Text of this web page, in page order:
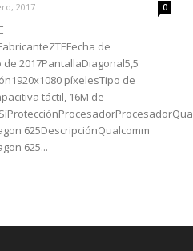
2017 0
de
2017PantallaDiagonal5,5
píxelesTipo de
táctil, 16M de
625DescripciónQualcomm
625...